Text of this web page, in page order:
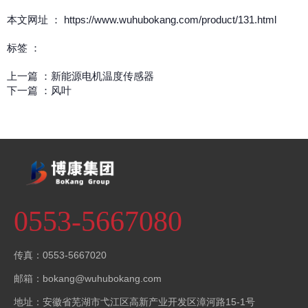
本文网址 ： https://www.wuhubokang.com/product/131.html
标签 ：
上一篇 ： 新能源电机温度传感器
下一篇 ： 风叶
找不到任何内容
0553-5667080
传真：0553-5667020
邮箱：bokang@wuhubokang.com
地址：安徽省芜湖市弋江区高新产业开发区漳河路15-1号